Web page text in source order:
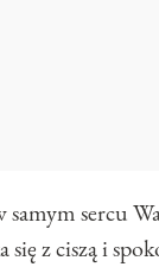
sercu
z ciszą i